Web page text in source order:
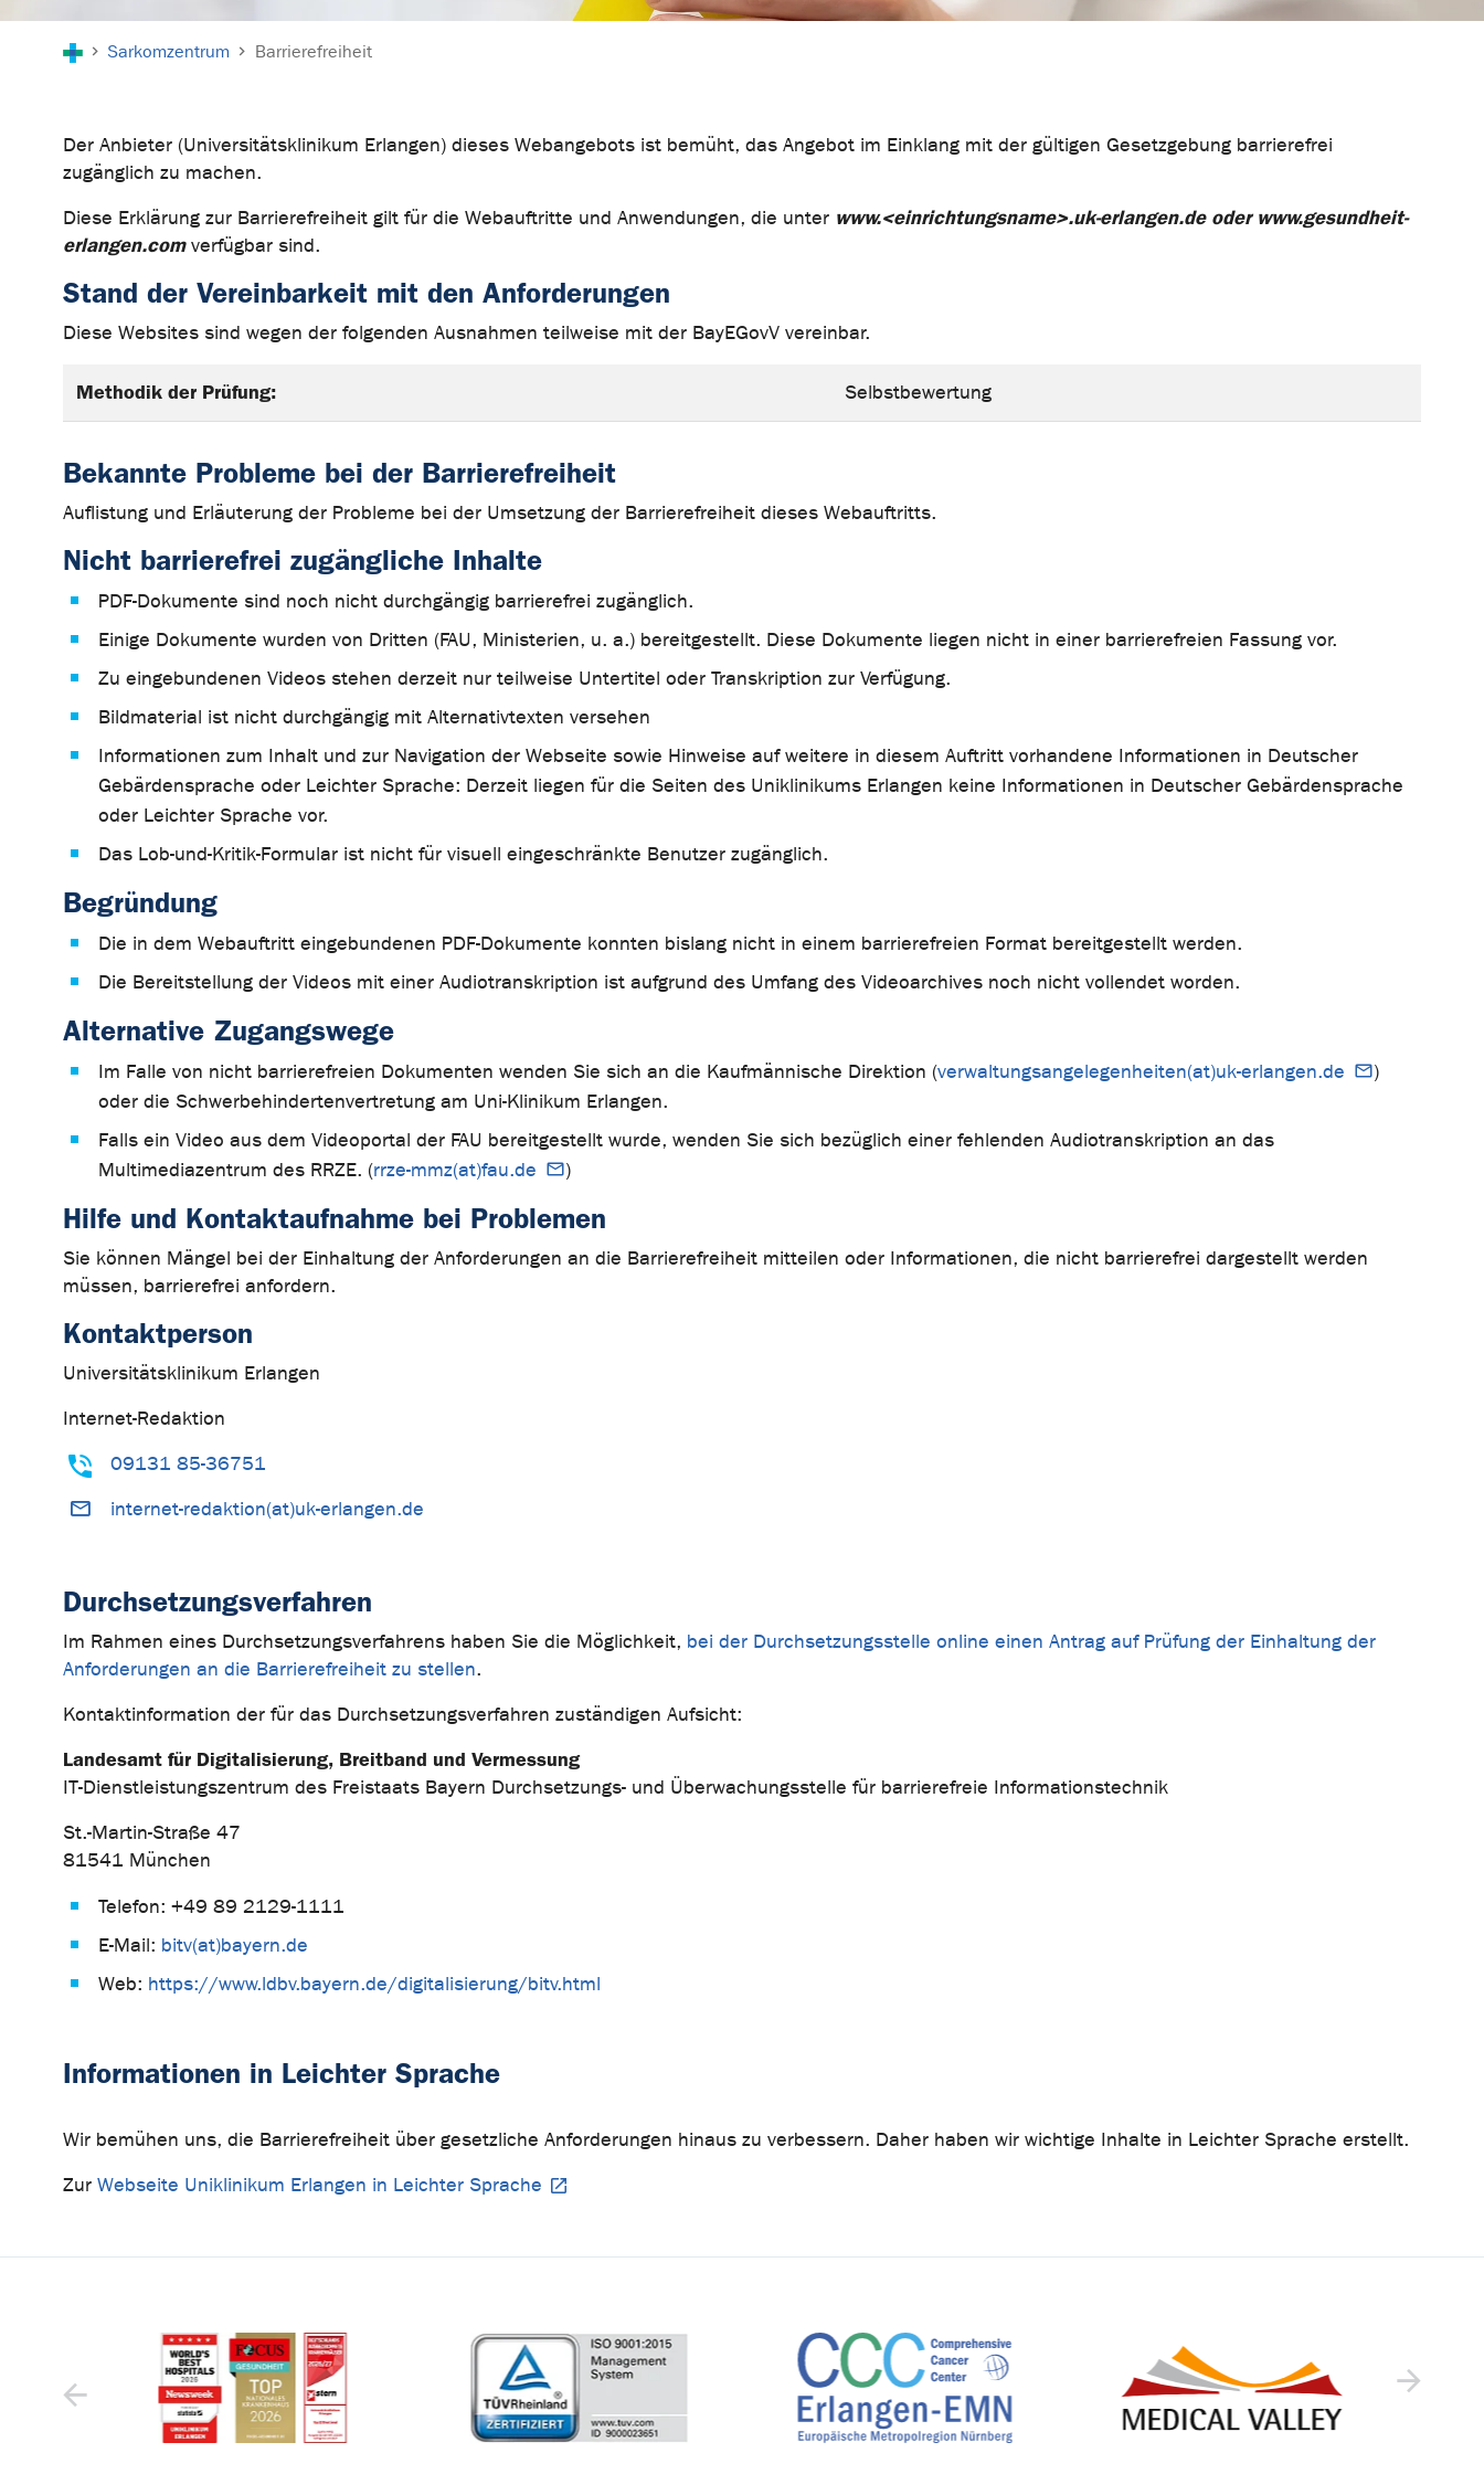
Sarkomzentrum Barrierefreiheit
Der Anbieter (Universitätsklinikum Erlangen) dieses Webangebots ist bemüht, das Angebot im Einklang mit der gültigen Gesetzgebung barrierefrei
zugänglich zu machen.
Diese Erklärung zur Barrierefreiheit gilt für die Webauftritte und Anwendungen, die unter www.<einrichtungsname>.uk-erlangen.de oder www.gesundheit-
erlangen.comverfügbar sind.
Stand der Vereinbarkeit mit den Anforderungen
Diese Websites sind wegen der folgenden Ausnahmen teilweise mit der BayEGovV vereinbar.
Methodik der Prüfung: Selbstbewertung
Bekannte Probleme bei der Barrierefreiheit
Auflistung und Erläuterung der Probleme bei der Umsetzung der Barrierefreiheit dieses Webauftritts.
Nicht barrierefrei zugängliche Inhalte
PDF-Dokumente sind noch nicht durchgängig barrierefrei zugänglich.
Einige Dokumente wurden von Dritten (FAU, Ministerien, u. a.) bereitgestellt. Diese Dokumente liegen nicht in einer barrierefreien Fassung vor.
Zu eingebundenen Videos stehen derzeit nur teilweise Untertitel oder Transkription zur Verfügung.
Bildmaterial ist nicht durchgängig mit Alternativtexten versehen
Informationen zum Inhalt und zur Navigation der Webseite sowie Hinweise auf weitere in diesem Auftritt vorhandene Informationen in Deutscher
Gebärdensprache oder Leichter Sprache: Derzeit liegen für die Seiten des Uniklinikums Erlangen keine Informationen in Deutscher Gebärdensprache
oder Leichter Sprache vor.
Das Lob-und-Kritik-Formular ist nicht für visuell eingeschränkte Benutzer zugänglich.
Begründung
Die in dem Webauftritt eingebundenen PDF-Dokumente konnten bislang nicht in einem barrierefreien Format bereitgestellt werden.
Die Bereitstellung der Videos mit einer Audiotranskription ist aufgrund des Umfang des Videoarchives noch nicht vollendet worden.
Alternative Zugangswege
Im Falle von nicht barrierefreien Dokumenten wenden Sie sich an die Kaufmännische Direktion (verwaltungsangelegenheiten(at)uk-erlangen.de
)
oder die Schwerbehindertenvertretung am Uni-Klinikum Erlangen.
Falls ein Video aus dem Videoportal der FAU bereitgestellt wurde, wenden Sie sich bezüglich einer fehlenden Audiotranskription an das
Multimediazentrum des RRZE. (rrze-mmz(at)fau.de )
Hilfe und Kontaktaufnahme bei Problemen
Sie können Mängel bei der Einhaltung der Anforderungen an die Barrierefreiheit mitteilen oder Informationen, die nicht barrierefrei dargestellt werden
müssen, barrierefrei anfordern.
Kontaktperson
Universitätsklinikum Erlangen
Internet-Redaktion
09131 85-36751
internet-redaktion(at)uk-erlangen.de
Durchsetzungsverfahren
Im Rahmen eines Durchsetzungsverfahrens haben Sie die Möglichkeit, bei der Durchsetzungsstelle online einen Antrag auf Prüfung der Einhaltung der
Anforderungen an die Barrierefreiheit zu stellen.
Kontaktinformation der für das Durchsetzungsverfahren zuständigen Aufsicht:
Landesamt für Digitalisierung, Breitband und Vermessung
IT-Dienstleistungszentrum des Freistaats Bayern Durchsetzungs- und Überwachungsstelle für barrierefreie Informationstechnik
St.-Martin-Straße 47
81541 München
Telefon: +49 89 2129-1111
E-Mail: bitv(at)bayern.de
Web: https://www.ldbv.bayern.de/digitalisierung/bitv.html
Informationen in Leichter Sprache
Wir bemühen uns, die Barrierefreiheit über gesetzliche Anforderungen hinaus zu verbessern. Daher haben wir wichtige Inhalte in Leichter Sprache erstellt.
Zur Webseite Uniklinikum Erlangen in Leichter Sprache